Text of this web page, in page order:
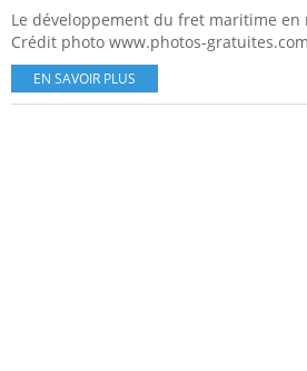
Le développement du fret maritime en
Crédit photo www.photos-
EN SAVOIR PLUS